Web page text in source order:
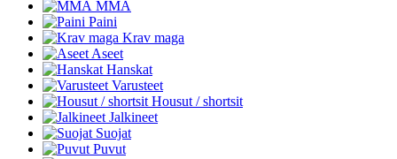
MMA
Paini
Krav maga
Aseet
Hanskat
Varusteet
Housut / shortsit
Jalkineet
Suojat
Puvut